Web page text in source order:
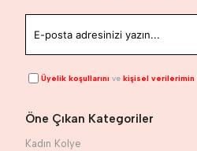
Üyelik koşullarını vekişisel verilerimin
Öne Çıkan Kategoriler
Kadın Kolye